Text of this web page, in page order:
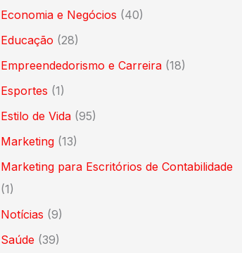
Economia e Negócios (40)
Educação (28)
Empreendedorismo e Carreira(18)
Esportes (1)
Estilo de Vida(95)
Marketing(13)
Marketing para Escritórios de Contabilidade
(1)
Notícias (9)
Saúde (39)